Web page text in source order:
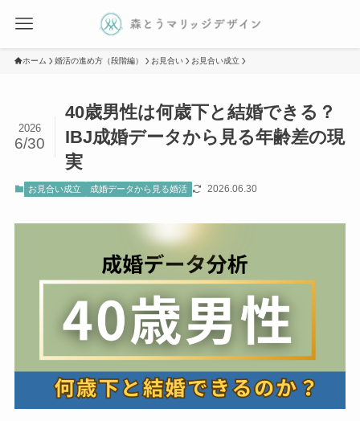
ホーム 婚活の進め方（段階編） お見合い お見合い成立
40歳男性は何歳下と結婚できる？
IBJ成婚データから見る年齢差の現
実
2026
6/30
お見合い成立 成婚データから見る婚活 2026.06.30